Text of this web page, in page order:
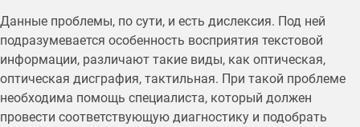
Данные проблемы, по сути, и есть дислексия. Под ней
подразумевается особенность восприятия текстовой
информации, различают такие виды, как оптическая,
оптическая дисграфия, тактильная. При такой проблеме
необходима помощь специалиста, который должен
провести соответствующую диагностику и подобрать